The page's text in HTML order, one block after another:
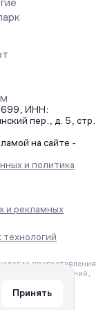
ИНН:
пер., д. 5, стр.
на сайте -
и политика
и рекламных
предоставления
и анализа сведений,
«Интернет»,
Принять